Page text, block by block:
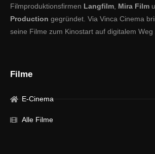
Filmproduktionsfirmen Langfilm, Mira Film
Production gegründet. Via Vinca Cinema
seine Filme zum Kinostart auf digitalem Weg
Filme
E-Cinema
Alle Filme